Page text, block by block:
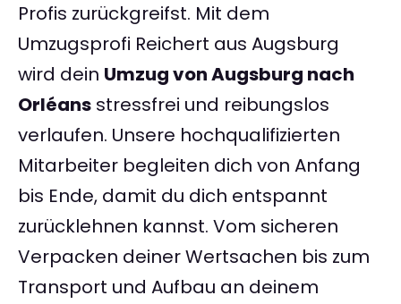
Profis zurückgreifst. Mit dem
Umzugsprofi Reichert aus Augsburg
wird dein Umzug von Augsburg nach
Orléans stressfrei und reibungslos
verlaufen. Unsere hochqualifizierten
Mitarbeiter begleiten dich von Anfang
bis Ende, damit du dich entspannt
zurücklehnen kannst. Vom sicheren
Verpacken deiner Wertsachen bis zum
Transport und Aufbau an deinem